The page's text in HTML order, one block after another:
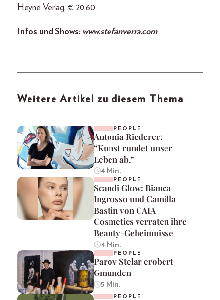
Heyne Verlag, € 20,60
Infos und Shows: www.stefanverra.com
Weitere Artikel zu diesem Thema
PEOPLE
Antonia Riederer:
“Kunst rundet unser
Leben ab.”
4 Min.
PEOPLE
Scandi Glow: Bianca
Ingrosso und Camilla
Bastin von CAIA
Cosmetics verraten ihre
Beauty-Geheimnisse
4 Min.
PEOPLE
Parov Stelar erobert
Gmunden
5 Min.
PEOPLE